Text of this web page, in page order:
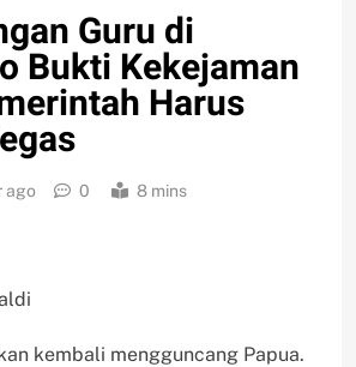
Guru di
Bukti Kekejaman
Harus
ago 0 8 mins
kembali mengguncang Papua.